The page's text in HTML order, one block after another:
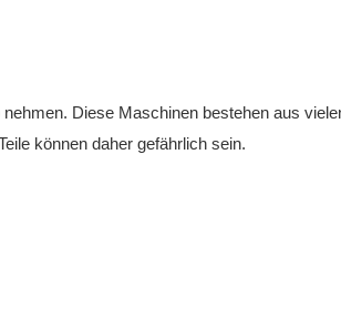
Diese Maschinen bestehen aus
können daher gefährlich sein.